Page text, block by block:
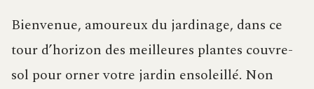
Bienvenue, amoureux du jardinage, dans ce
tour d’horizon des meilleures plantes couvre-
sol pour orner votre jardin ensoleillé. Non